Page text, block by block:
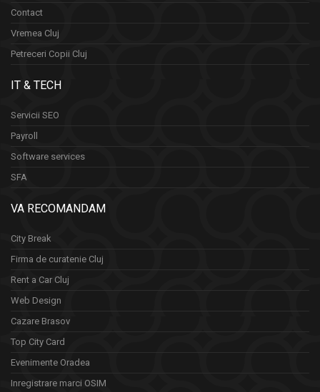
Contact
Vremea Cluj
Petreceri Copii Cluj
IT & TECH
Servicii SEO
Payroll
Software services
SFA
VA RECOMANDAM
City Break
Firma de curatenie Cluj
Rent a Car Cluj
Web Design
Cazare Brasov
Top City Card
Evenimente Oradea
Inregistrare marci OSIM